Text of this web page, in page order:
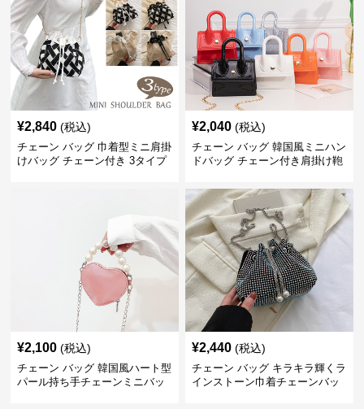
¥2,840 (税込)
チェーン バッグ 巾着型ミニ肩掛
けバッグ チェーン付き 3タイプ
¥2,040 (税込)
チェーン バッグ 韓国風ミニハン
ドバッグ チェーン付き肩掛け鞄
¥2,100 (税込)
チェーン バッグ 韓国風ハート型
パール持ち手チェーンミニバッ
¥2,440 (税込)
チェーン バッグ キラキラ輝くラ
インストーン巾着チェーンバッ